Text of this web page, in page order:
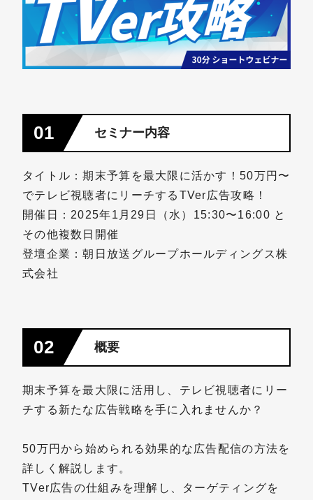
01 セミナー内容
タイトル：期末予算を最大限に活かす！50万円〜
でテレビ視聴者にリーチするTVer広告攻略！
開催日：2025年1月29日（水）15:30〜16:00 と
その他複数日開催
登壇企業：朝日放送グループホールディングス株
式会社
02 概要
期末予算を最大限に活用し、テレビ視聴者にリー
チする新たな広告戦略を手に入れませんか？
50万円から始められる効果的な広告配信の方法を
詳しく解説します。
TVer広告の仕組みを理解し、ターゲティングを